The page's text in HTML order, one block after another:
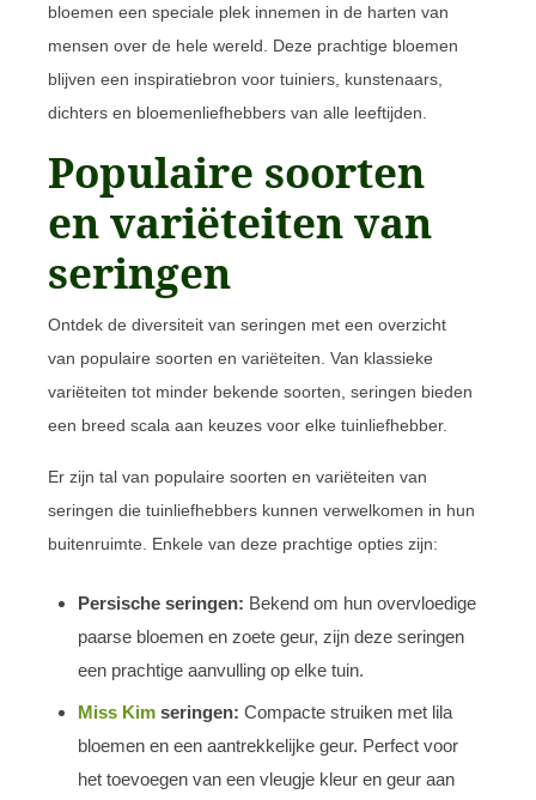
bloemen een speciale plek innemen in de harten van
mensen over de hele wereld. Deze prachtige bloemen
blijven een inspiratiebron voor tuiniers, kunstenaars,
dichters en bloemenliefhebbers van alle leeftijden.
Populaire soorten
en variëteiten van
seringen
Ontdek de diversiteit van seringen met een overzicht
van populaire soorten en variëteiten. Van klassieke
variëteiten tot minder bekende soorten, seringen bieden
een breed scala aan keuzes voor elke tuinliefhebber.
Er zijn tal van populaire soorten en variëteiten van
seringen die tuinliefhebbers kunnen verwelkomen in hun
buitenruimte. Enkele van deze prachtige opties zijn:
Persische seringen: Bekend om hun overvloedige
paarse bloemen en zoete geur, zijn deze seringen
een prachtige aanvulling op elke tuin.
Miss Kim seringen: Compacte struiken met lila
bloemen en een aantrekkelijke geur. Perfect voor
het toevoegen van een vleugje kleur en geur aan